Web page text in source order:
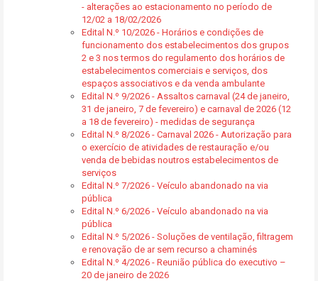
- alterações ao estacionamento no período de
12/02 a 18/02/2026
Edital N.º 10/2026 - Horários e condições de
funcionamento dos estabelecimentos dos grupos
2 e 3 nos termos do regulamento dos horários de
estabelecimentos comerciais e serviços, dos
espaços associativos e da venda ambulante
Edital N.º 9/2026 - Assaltos carnaval (24 de janeiro,
31 de janeiro, 7 de fevereiro) e carnaval de 2026 (12
a 18 de fevereiro) - medidas de segurança
Edital N.º 8/2026 - Carnaval 2026 - Autorização para
o exercício de atividades de restauração e/ou
venda de bebidas noutros estabelecimentos de
serviços
Edital N.º 7/2026 - Veículo abandonado na via
pública
Edital N.º 6/2026 - Veículo abandonado na via
pública
Edital N.º 5/2026 - Soluções de ventilação, filtragem
e renovação de ar sem recurso a chaminés
Edital N.º 4/2026 - Reunião pública do executivo –
20 de janeiro de 2026